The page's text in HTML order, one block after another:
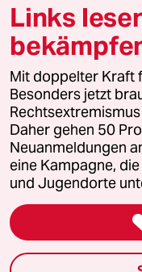
© 2026 taz Verlags
Alle Rechte vorbehalten.
wenden Sie sich bitte an
Feedback
Leitlinie Informant
Seitenwende
Links
Mit doppelter Kraft
Besonders jetzt
Daher gehen 50
Neuanmeldungen
eine Kampagne,
und Jugendorte